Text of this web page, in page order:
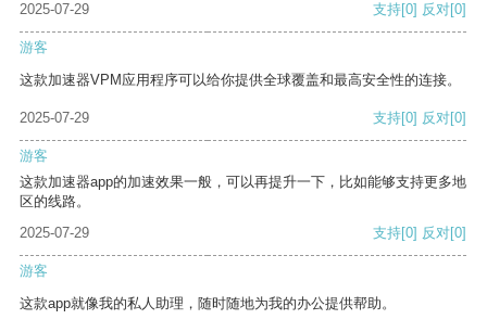
2025-07-29 支持[0] 反对[0]
游客
这款加速器VPM应用程序可以给你提供全球覆盖和最高安全性的连接。
2025-07-29 支持[0] 反对[0]
游客
这款加速器app的加速效果一般，可以再提升一下，比如能够支持更多地
区的线路。
2025-07-29
支持[0] 反对[0]
游客
这款app就像我的私人助理，随时随地为我的办公提供帮助。